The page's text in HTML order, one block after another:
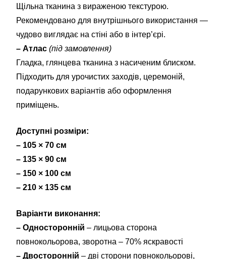
Щільна тканина з вираженою текстурою.
Рекомендовано для внутрішнього використання —
чудово виглядає на стіні або в інтер’єрі.
– Атлас (під замовлення)
Гладка, глянцева тканина з насиченим блиском.
Підходить для урочистих заходів, церемоній,
подарункових варіантів або оформлення
приміщень.
Доступні розміри:
– 105 × 70 см
– 135 × 90 см
– 150 × 100 см
– 210 × 135 см
Варіанти виконання:
– Односторонній – лицьова сторона
повнокольорова, зворотна – 70% яскравості
– Двосторонній – дві сторони повнокольорові,